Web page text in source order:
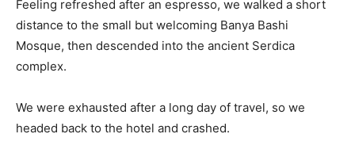
Feeling refreshed after an espresso, we walked a short
distance to the small but welcoming Banya Bashi
Mosque, then descended into the ancient Serdica
complex.
We were exhausted after a long day of travel, so we
headed back to the hotel and crashed.